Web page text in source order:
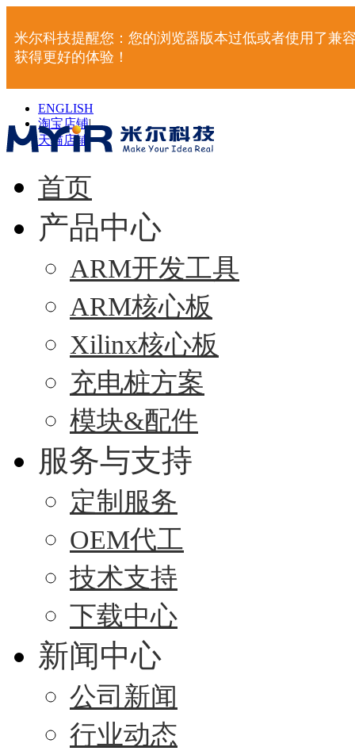
米尔科技提醒您：您的浏览器版本过低或者使用了兼
获得更好的体验！
ENGLISH
淘宝店铺|
天猫店铺 |
首页
产品中心
ARM开发工具
ARM核心板
Xilinx核心板
充电桩方案
模块&配件
服务与支持
定制服务
OEM代工
技术支持
下载中心
新闻中心
公司新闻
行业动态